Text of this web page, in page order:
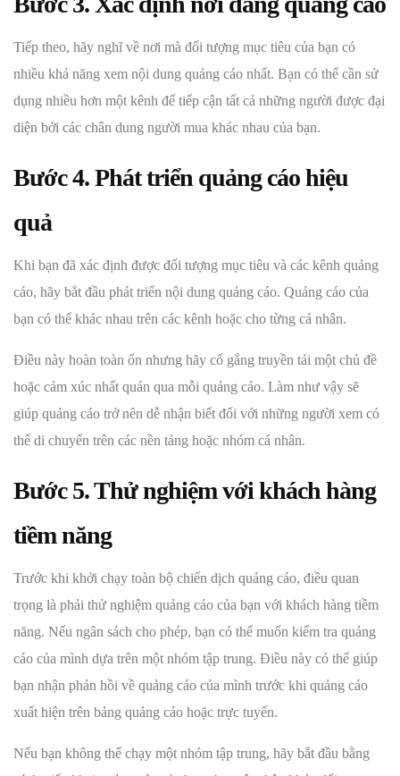
Tiếp theo, hãy nghĩ về nơi mà đối tượng mục tiêu của bạn có
nhiều khả năng xem nội dung quảng cáo nhất. Bạn có thể cần sử
dụng nhiều hơn một kênh để tiếp cận tất cả những người được đại
diện bởi các chân dung người mua khác nhau của bạn.
Bước 4. Phát triển quảng cáo hiệu
quả
Khi bạn đã xác định được đối tượng mục tiêu và các kênh quảng
cáo, hãy bắt đầu phát triển nội dung quảng cáo. Quảng cáo của
bạn có thể khác nhau trên các kênh hoặc cho từng cá nhân.
Điều này hoàn toàn ổn nhưng hãy cố gắng truyền tải một chủ đề
hoặc cảm xúc nhất quán qua mỗi quảng cáo. Làm như vậy sẽ
giúp quảng cáo trở nên dễ nhận biết đối với những người xem có
thể di chuyển trên các nền tảng hoặc nhóm cá nhân.
Bước 5. Thử nghiệm với khách hàng
tiềm năng
Trước khi khởi chạy toàn bộ chiến dịch quảng cáo, điều quan
trọng là phải thử nghiệm quảng cáo của bạn với khách hàng tiềm
năng. Nếu ngân sách cho phép, bạn có thể muốn kiểm tra quảng
cáo của mình dựa trên một nhóm tập trung. Điều này có thể giúp
bạn nhận phản hồi về quảng cáo của mình trước khi quảng cáo
xuất hiện trên bảng quảng cáo hoặc trực tuyến.
Nếu bạn không thể chạy một nhóm tập trung, hãy bắt đầu bằng